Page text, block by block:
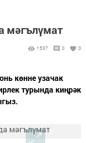
мәгълүмат
1537 0 0
көнне узачак
турында киңрәк